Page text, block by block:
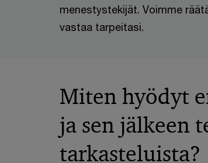
menestystekijät. Voimme
vastaa tarpeitasi.
Miten hyödyt
ja sen jälkeen
tarkasteluista?